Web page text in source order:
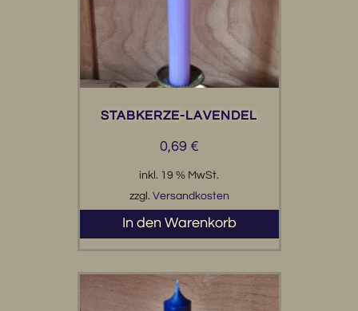
STABKERZE-LAVENDEL
0,69 €
inkl. 19 % MwSt.
zzgl. Versandkosten
In den Warenkorb